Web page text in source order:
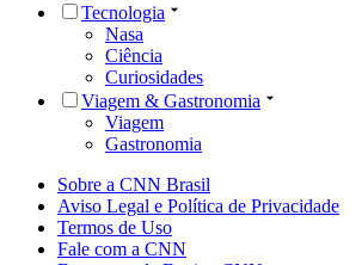
Tecnologia
Nasa
Ciência
Curiosidades
Viagem & Gastronomia
Viagem
Gastronomia
Sobre a CNN Brasil
Aviso Legal e Política de Privacidade
Termos de Uso
Fale com a CNN